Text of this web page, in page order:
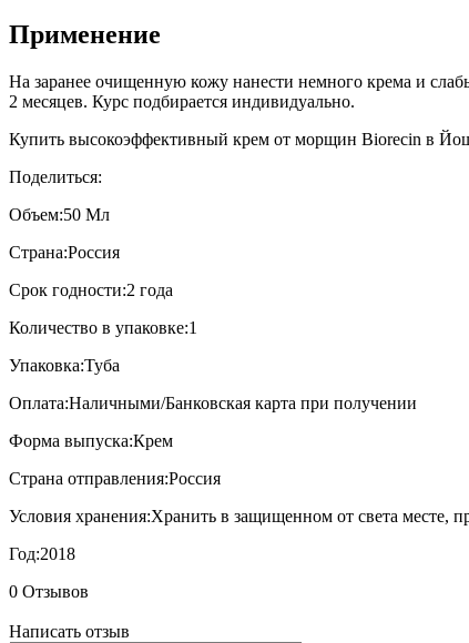
Применение
На заранее очищенную кожу нанести немного крема и
2 месяцев. Курс подбирается индивидуально.
Купить высокоэффективный крем от морщин Biorecin в
Поделиться:
Объем:50 Мл
Страна:Россия
Срок годности:2 года
Количество в упаковке:1
Упаковка:Туба
Оплата:Наличными/Банковская карта при получении
Форма выпуска:Крем
Страна отправления:Россия
Условия хранения:Хранить в защищенном от света месте,
Год:2018
0 Отзывов
Написать отзыв